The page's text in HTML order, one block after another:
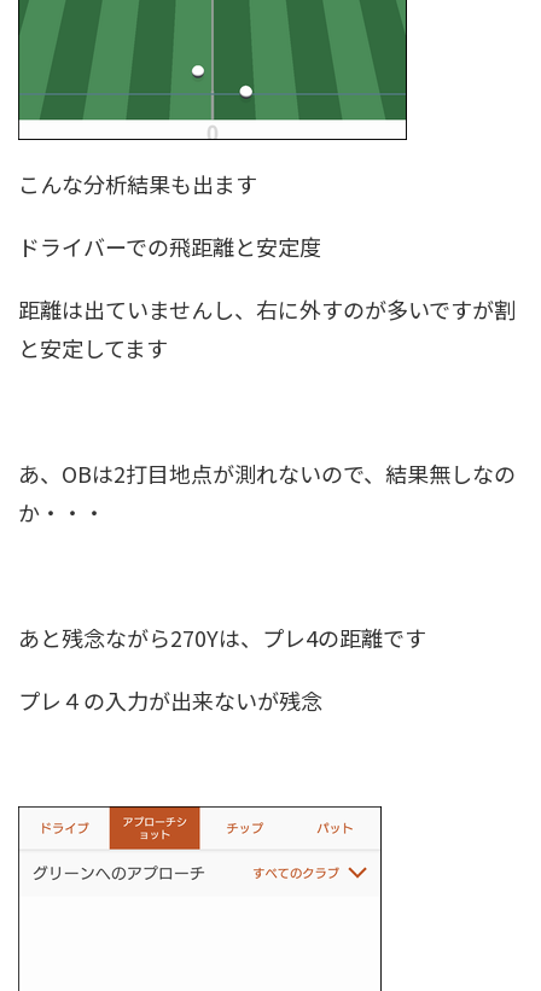
こんな分析結果も出ます
ドライバーでの飛距離と安定度
距離は出ていませんし、右に外すのが多いですが割
と安定してます
あ、OBは2打目地点が測れないので、結果無しなの
か・・・
あと残念ながら270Yは、プレ4の距離です
プレ４の入力が出来ないが残念